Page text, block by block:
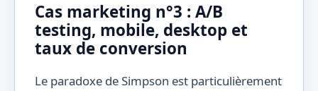
Cas marketing n°3 : A/B
testing, mobile, desktop et
taux de conversion
Le paradoxe de Simpson est particulièrement